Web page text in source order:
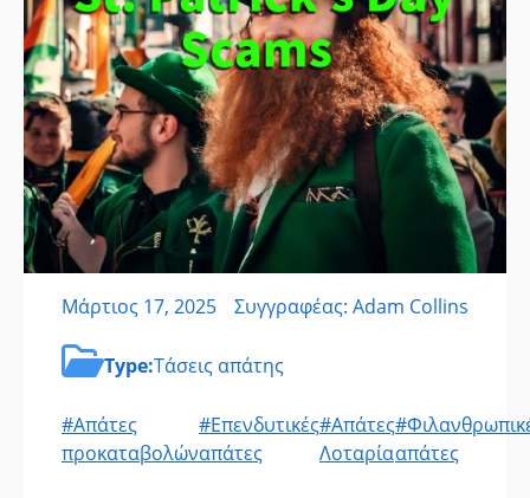
Μάρτιος 17, 2025 Συγγραφέας: Adam Collins
Type:Τάσεις απάτης
#Απάτες
προκαταβολών
#Επενδυτικές
απάτες
#Απάτες
Λοταρίααπάτες